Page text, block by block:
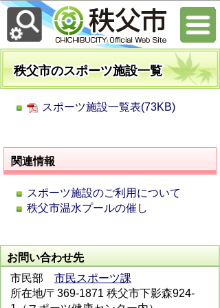
秩父市のスポーツ施設一覧
スポーツ施設一覧表(73KB)
関連情報
スポーツ施設のご利用について
秩父市温水プールの催し
お問い合わせ先
市民部 市民スポーツ課
所在地/〒369-1871 秩父市下影森924-